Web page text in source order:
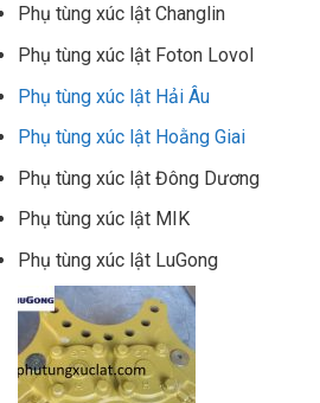
Phụ tùng xúc lật Changlin
Phụ tùng xúc lật Foton Lovol
Phụ tùng xúc lật Hải Âu
Phụ tùng xúc lật Hoằng Giai
Phụ tùng xúc lật Đông Dương
Phụ tùng xúc lật MIK
Phụ tùng xúc lật LuGong